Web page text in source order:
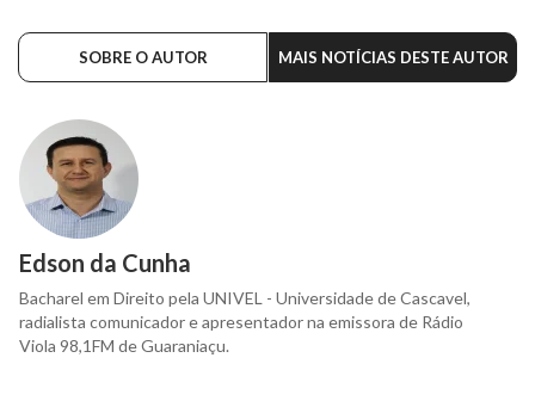
SOBRE O AUTOR MAIS NOTÍCIAS DESTE AUTOR
Edson da Cunha
Bacharel em Direito pela UNIVEL - Universidade de Cascavel,
radialista comunicador e apresentador na emissora de Rádio
Viola 98,1FM de Guaraniaçu.